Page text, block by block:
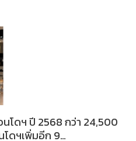
โดฯ ปี 2568 กว่า 24,500
ดฯเพิ่มอีก 9…